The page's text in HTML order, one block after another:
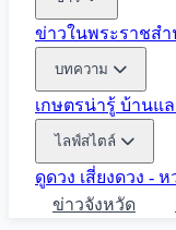
ข่าวในพระราชสำ
บทความ
เกษตรน่ารู้ บ้านแ
ไลฟ์สไตล์
ดูดวง เสี่ยงดวง - ห
ข่าวจังหวัด